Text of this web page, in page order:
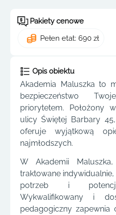
Pakiety cenowe
Pełen etat: 690 zł
Opis obiektu
Akademia Maluszka to
bezpieczeństwo
priorytetem. Położony
ulicy Świętej Barbary
oferuje wyjątkową
najmłodszych.
W Akademii
traktowane
potrzeb i
Wykwalifikowany i
pedagogiczny zapewnia